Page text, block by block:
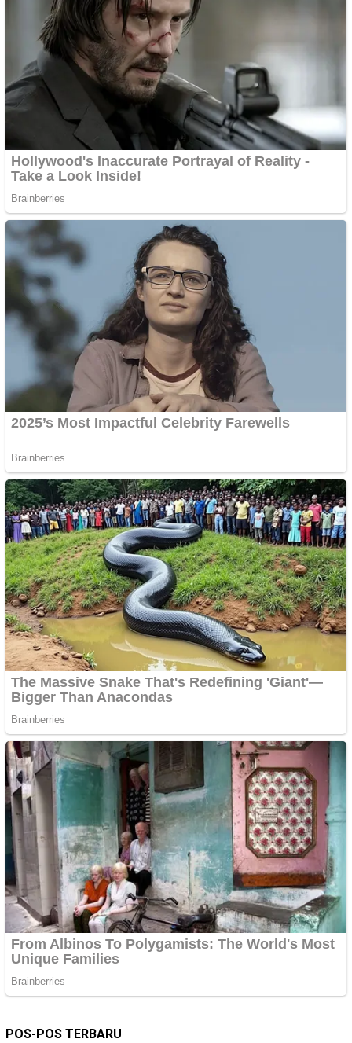
POS-POS TERBARU